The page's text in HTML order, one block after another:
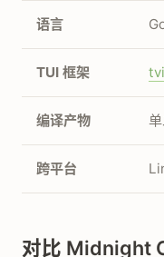
语言
TUI 框架
编译产物
跨平台
对比 Midnight